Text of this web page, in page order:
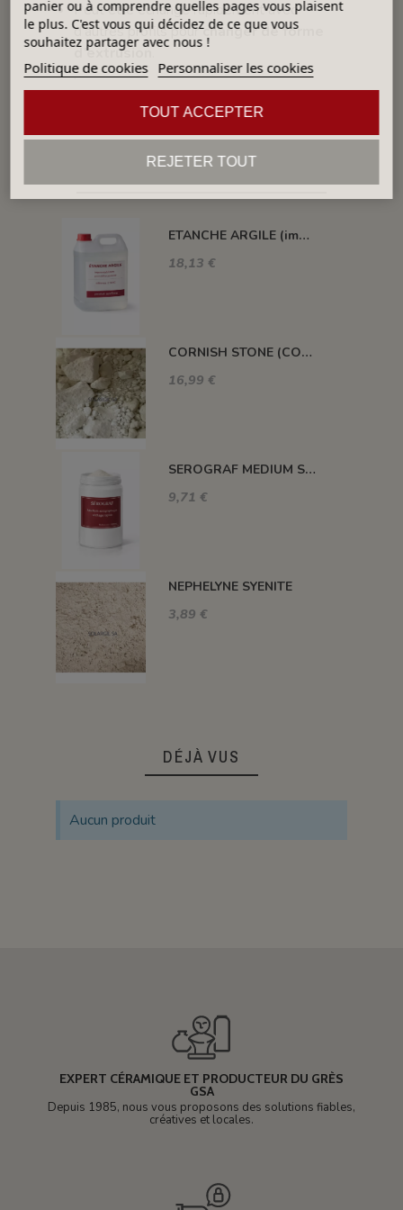
Peut être échangé rapidement avec
d’autres profils pourchanger de forme
d’extrusion.
.
ETANCHE ARGILE (impermeabilisant pour pièce poreuse)
18,13 €
CORNISH STONE (CORNWALL STONE)
16,99 €
SEROGRAF MEDIUM SERIGRAPHIQUE SECHAGE RAPIDE
9,71 €
NEPHELYNE SYENITE
3,89 €
DÉJÀ VUS
Aucun produit
EXPERT CÉRAMIQUE ET PRODUCTEUR DU GRÈS
GSA
Depuis 1985, nous vous proposons des solutions fiables,
créatives et locales.
panier ou à comprendre quelles pages vous plaisent
le plus. C'est vous qui décidez de ce que vous
souhaitez partager avec nous !
Politique de cookies Personnaliser les cookies
REJETER TOUT
TOUT ACCEPTER